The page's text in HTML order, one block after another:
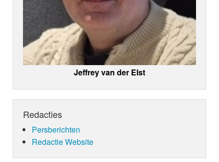
Jeffrey van der Elst
Redacties
Persberichten
Redactie Website